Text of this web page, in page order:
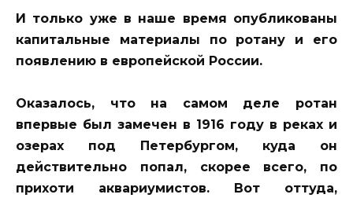
И только уже в наше время опубликованы
капитальные материалы по ротану и его
появлению в европейской России.
Оказалось, что на самом деле ротан
впервые был замечен в 1916 году в реках и
озерах под Петербургом, куда он
действительно попал, скорее всего, по
прихоти аквариумистов. Вот оттуда,